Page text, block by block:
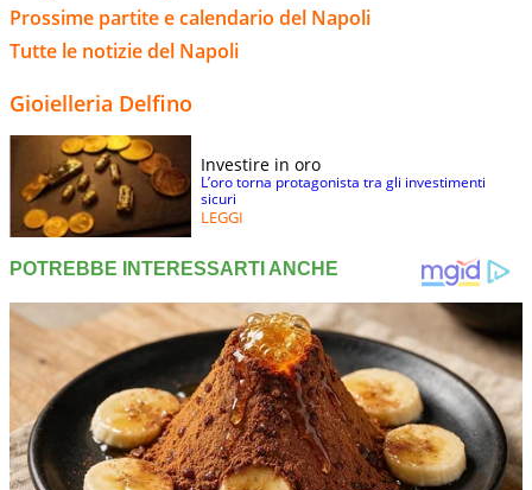
Prossime partite e calendario del Napoli
Tutte le notizie del Napoli
Gioielleria Delfino
Investire in oro
L’oro torna protagonista tra gli investimenti
sicuri
LEGGI